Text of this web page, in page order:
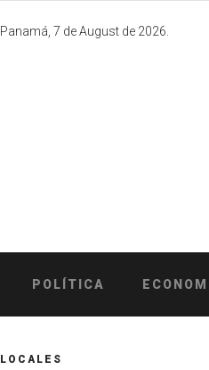
Panamá, 7 de August de 2026.
POLÍTICA
LOCALES